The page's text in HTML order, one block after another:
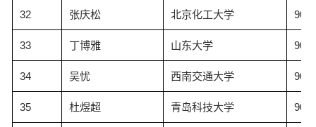
32 张庆松 北京化工大学
33 丁博雅 山东大学
34 吴忧 西南交通大学
35 杜煜超 青岛科技大学